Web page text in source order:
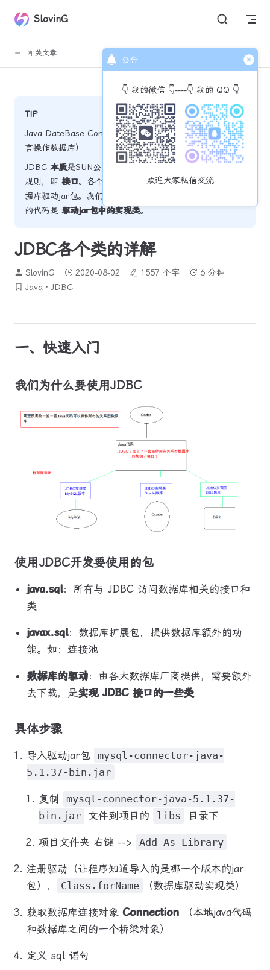
公告
👇 我的微信 👇----👇 我的 QQ 👇
欢迎大家私信交流
Skip to content
SlovinG
相关文章 回到顶部
TIP
Java DateBase Connectivity （Java数据库连接， Java语
言操作数据库）
JDBC 本质是SUN公司定义的一套操作所有关系型数据库的
规则，即 接口。各个数据库厂商去实现这套接口，提供数
据库驱动jar包。我们可以使用这套接口编程，但真正执行
的代码是 驱动jar包中的实现类。
JDBC各个类的详解
SlovinG 2020-08-02 1557 个字
6 分钟
Java
JDBC
一、快速入门
我们为什么要使用JDBC
使用JDBC开发要使用的包
java.sql：所有与 JDBC 访问数据库相关的接口和
类
javax.sql：数据库扩展包，提供数据库额外的功
能。如：连接池
数据库的驱动：由各大数据库厂商提供，需要额外
去下载，是实现 JDBC 接口的一些类
具体步骤
导入驱动jar包
mysql-connector-java-
5.1.37-bin.jar
复制
mysql-connector-java-5.1.37-
bin.jar
文件到项目的 libs 目录下
项目文件夹 右键 --> Add As Library
注册驱动（让程序知道导入的是哪一个版本的jar
包），
Class.forName （数据库驱动实现类）
获取数据库连接对象 Connection （本地java代码
和数据库之间的一个桥梁对象）
定义 sql 语句